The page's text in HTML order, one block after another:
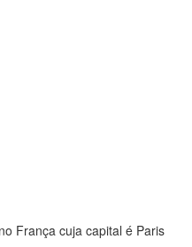
França cuja capital é Paris